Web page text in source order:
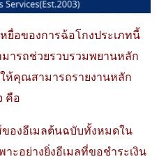
ยื่อของการฉ้อโกงประเภทนี้
มารถช่วยรวบรวมพยานหลัก
ห้คุณสามารถรายงานหลัก
คือ
ของอีเมลต้นฉบับทั้งหมดใน
าะอย่างยิ่งอีเมลที่ขอชำระเงิน